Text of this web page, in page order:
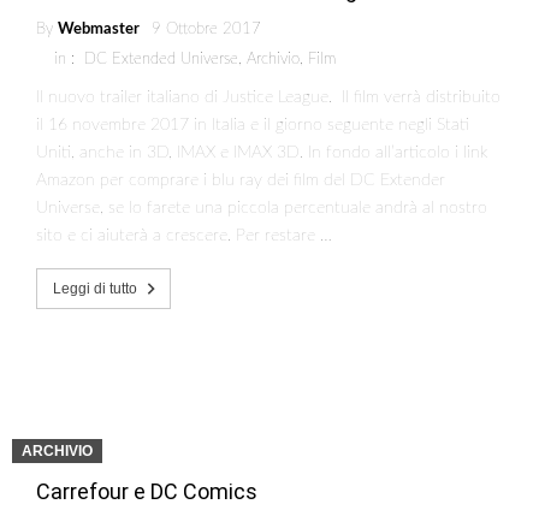
By Webmaster
9 Ottobre 2017
in :
DC Extended Universe, Archivio, Film
Il nuovo trailer italiano di Justice League. Il film verrà distribuito
il 16 novembre 2017 in Italia e il giorno seguente negli Stati
Uniti, anche in 3D, IMAX e IMAX 3D. In fondo all’articolo i link
Amazon per comprare i blu ray dei film del DC Extender
Universe, se lo farete una piccola percentuale andrà al nostro
sito e ci aiuterà a crescere. Per restare …
Leggi di tutto
ARCHIVIO
Carrefour e DC Comics